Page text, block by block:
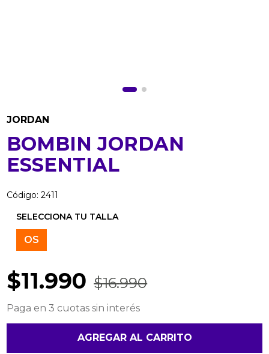
JORDAN
BOMBIN JORDAN
ESSENTIAL
Código:2411
OS
$11.990 $16.990
Paga en 3 cuotas sin interés
AGREGAR AL CARRITO